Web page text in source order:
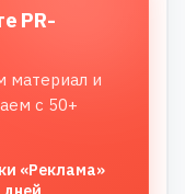
PR-
материал и
с 50+
«Реклама»